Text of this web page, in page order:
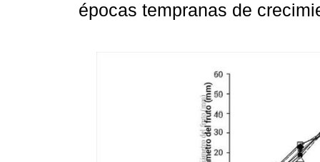
épocas tempranas de